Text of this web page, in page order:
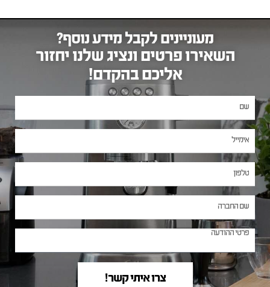
מעוניינים לקבל מידע נוסף?
השאירו פרטים ונציג שלנו יחזור
אליכם בהקדם!
צרו איתי קשר!